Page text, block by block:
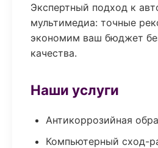
Экспертный подход к
мультимедиа: точные
экономим ваш бюджет
качества.
Наши услуги
Антикоррозийная
Компьютерный сход-